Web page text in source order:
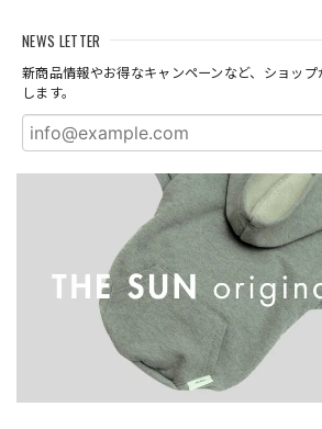
NEWS LETTER
新商品情報やお得なキャンペーンなど、ショッ
します。